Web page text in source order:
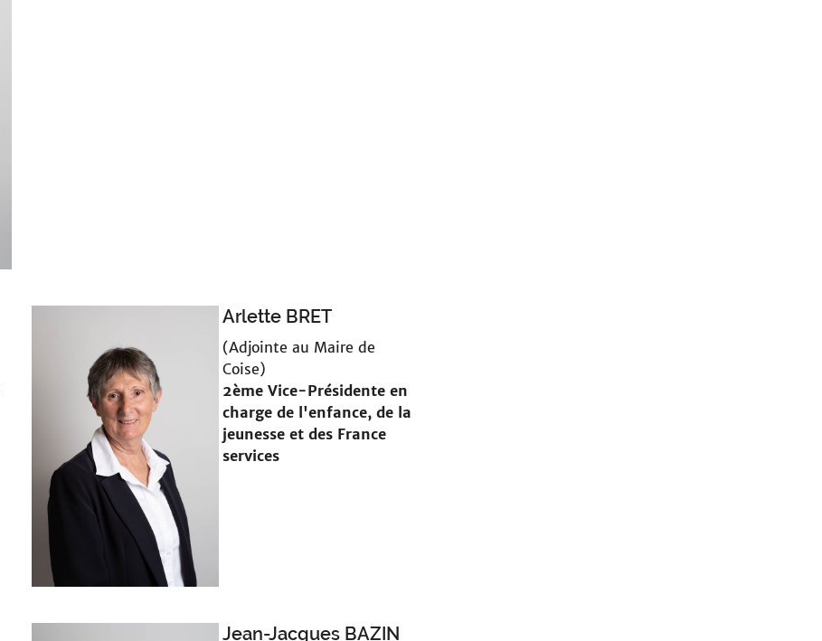
Arlette BRET
(Adjointe au Maire de
Coise)
2ème Vice-Présidente en
charge de l'enfance, de la
jeunesse et des France
services
Jean-Jacques BAZIN